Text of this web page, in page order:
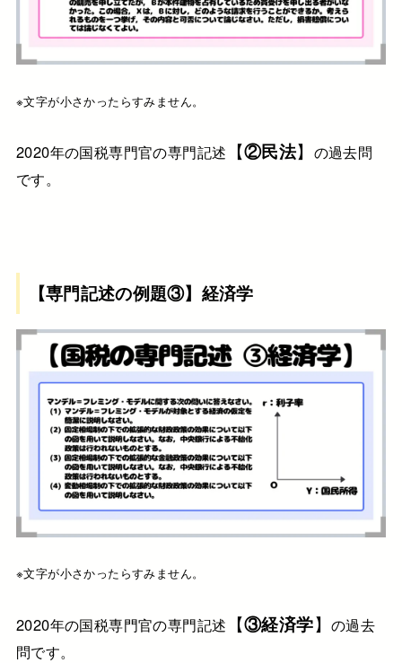
※文字が小さかったらすみません。
2020年の国税専門官の専門記述 【②民法】 の過去問
です。
【専門記述の例題③】経済学
※文字が小さかったらすみません。
2020年の国税専門官の専門記述 【③経済学】 の過去
問です。